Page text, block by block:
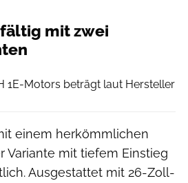
mit zwei
1E-Motors beträgt laut Hersteller
einem herkömmlichen
Variante mit tiefem Einstieg
Ausgestattet mit 26-Zoll-